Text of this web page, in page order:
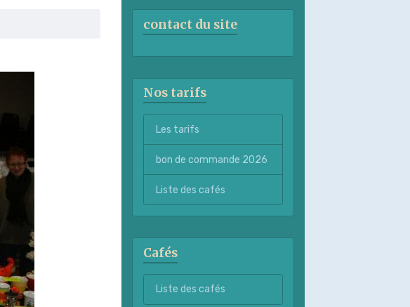
contact du site
Nos tarifs
Les tarifs
bon de commande 2026
Liste des cafés
Cafés
Liste des cafés